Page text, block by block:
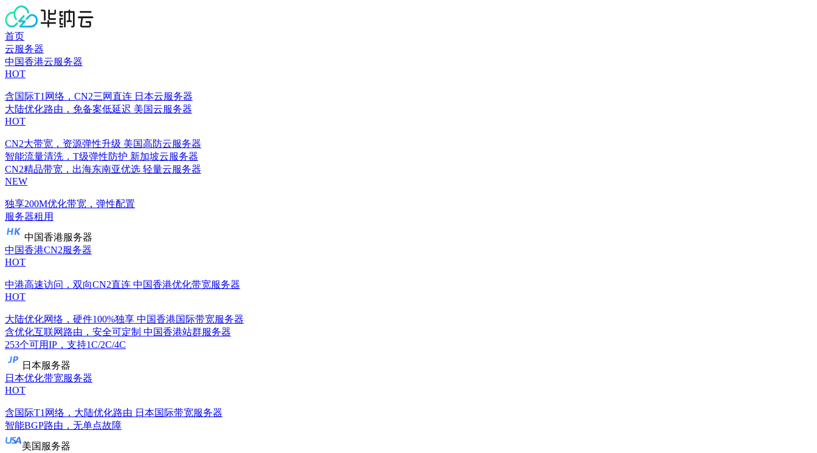
首页
云服务器
中国香港云服务器
HOT
含国际T1网络，CN2三网直连 日本云服务器
大陆优化路由，免备案低延迟 美国云服务器
HOT
CN2大带宽，资源弹性升级 美国高防云服务器
智能流量清洗，T级弹性防护 新加坡云服务器
CN2精品带宽，出海东南亚优选 轻量云服务器
NEW
独享200M优化带宽，弹性配置
服务器租用
中国香港服务器
中国香港CN2服务器
HOT
中港高速访问，双向CN2直连 中国香港优化带宽服务器
HOT
大陆优化网络，硬件100%独享 中国香港国际带宽服务器
含优化互联网路由，安全可定制 中国香港站群服务器
253个可用IP，支持1C/2C/4C
日本服务器
日本优化带宽服务器
HOT
含国际T1网络，大陆优化路由 日本国际带宽服务器
智能BGP路由，无单点故障
美国服务器